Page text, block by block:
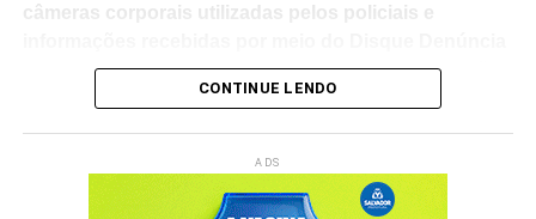
câmeras corporais utilizadas pelos policiais e
foram considerados fundamentais para a elucidação
Polícia Civil encaminhasse ao Poder Judiciário o pedido
de prisão preventiva da policial militar, que foi cumprido
CONTINUE LENDO
ADS